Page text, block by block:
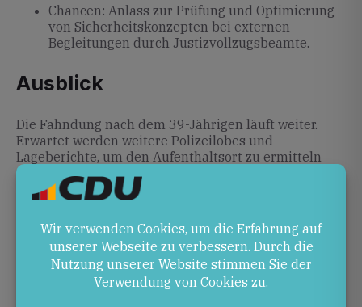
Chancen: Anlass zur Prüfung und Optimierung
von Sicherheitskonzepten bei externen
Begleitungen durch Justizvollzugsbeamte.
Ausblick
Die Fahndung nach dem 39-Jährigen läuft weiter.
Erwartet werden weitere Polizeilobes und
Lageberichte, um den Aufenthaltsort zu ermitteln
und Lehren für zukünftige Sicherheitsmaßnahmen
zu ziehen.
Quellen
wochenblatt-news.de– Geflohener Häftling aus
JVA Ravensburg weiter abgängig